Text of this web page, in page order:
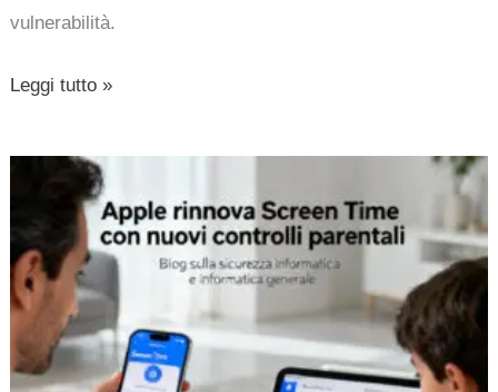
vulnerabilità.
Leggi tutto »
Screen
Time
con
nuovi
controlli